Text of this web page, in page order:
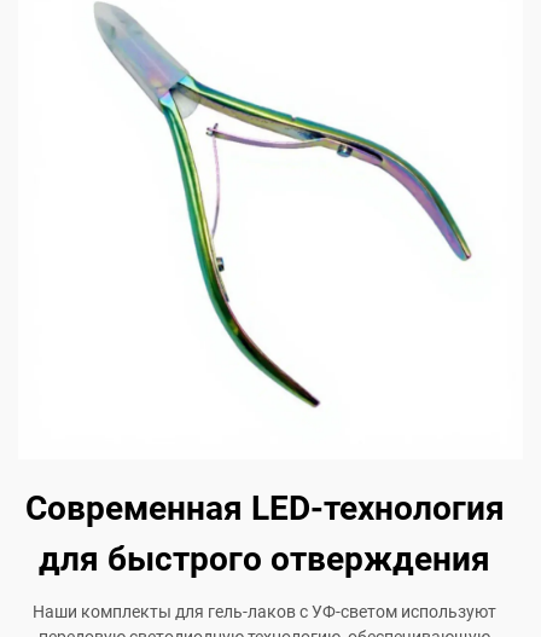
Современная LED-технология
для быстрого отверждения
Наши комплекты для гель-лаков с УФ-светом используют